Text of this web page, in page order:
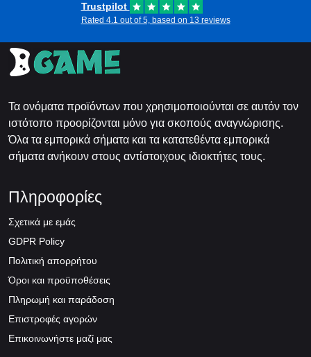
Trustpilot
Rated 4.1 out of 5, based on 13 reviews
Τα ονόματα προϊόντων που χρησιμοποιούνται σε αυτόν τον
ιστότοπο προορίζονται μόνο για σκοπούς αναγνώρισης.
Όλα τα εμπορικά σήματα και τα κατατεθέντα εμπορικά
σήματα ανήκουν στους αντίστοιχους ιδιοκτήτες τους.
Πληροφορίες
Σχετικά με εμάς
GDPR Policy
Πολιτική απορρήτου
Όροι και προϋποθέσεις
Πληρωμή και παράδοση
Επιστροφές αγορών
Επικοινωνήστε μαζί μας